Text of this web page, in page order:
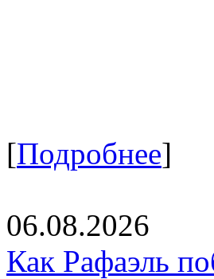
[Подробнее]
06.08.2026
Как Рафаэль